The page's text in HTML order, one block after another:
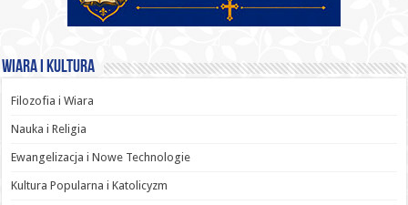
Wiara i Kultura
Filozofia i Wiara
Nauka i Religia
Ewangelizacja i Nowe Technologie
Kultura Popularna i Katolicyzm